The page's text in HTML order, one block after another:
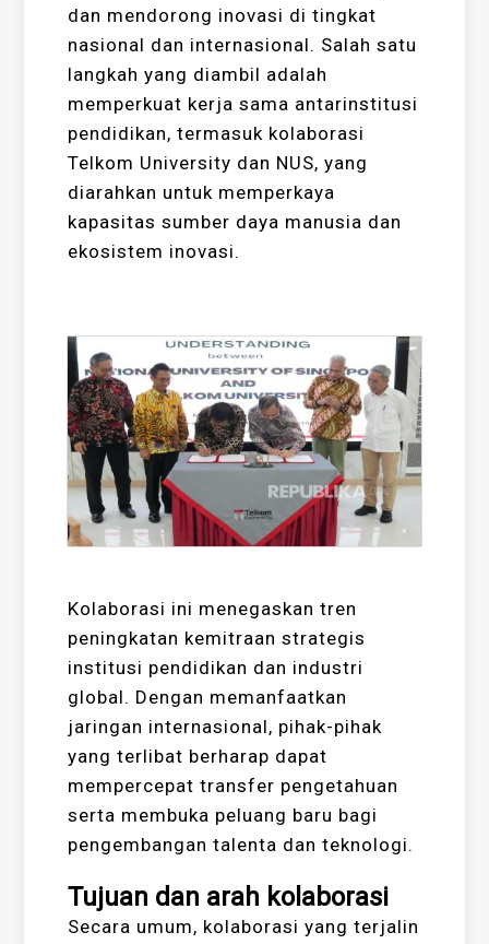
dan mendorong inovasi di tingkat
nasional dan internasional. Salah satu
langkah yang diambil adalah
memperkuat kerja sama antarinstitusi
pendidikan, termasuk kolaborasi
Telkom University dan NUS, yang
diarahkan untuk memperkaya
kapasitas sumber daya manusia dan
ekosistem inovasi.
Kolaborasi ini menegaskan tren
peningkatan kemitraan strategis
institusi pendidikan dan industri
global. Dengan memanfaatkan
jaringan internasional, pihak-pihak
yang terlibat berharap dapat
mempercepat transfer pengetahuan
serta membuka peluang baru bagi
pengembangan talenta dan teknologi.
Tujuan dan arah kolaborasi
Secara umum, kolaborasi yang terjalin